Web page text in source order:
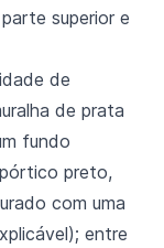
superior e
de
de prata
fundo
preto,
com uma
entre